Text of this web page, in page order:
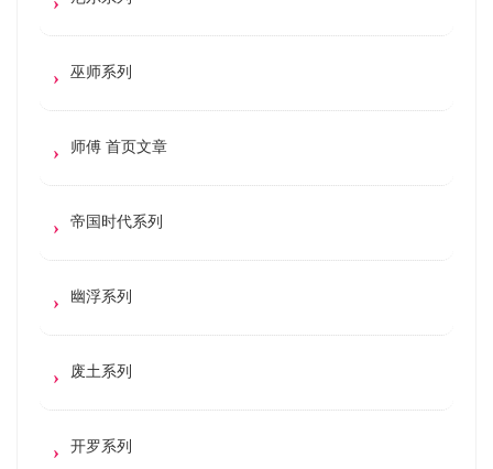
巫师系列
师傅 首页文章
帝国时代系列
幽浮系列
废土系列
开罗系列